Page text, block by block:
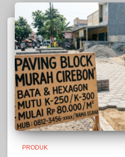
PRODUK